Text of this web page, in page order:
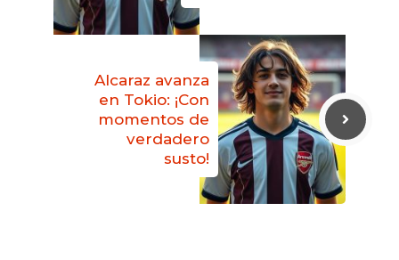
Alcaraz avanza
en Tokio: ¡Con
momentos de
verdadero
susto!